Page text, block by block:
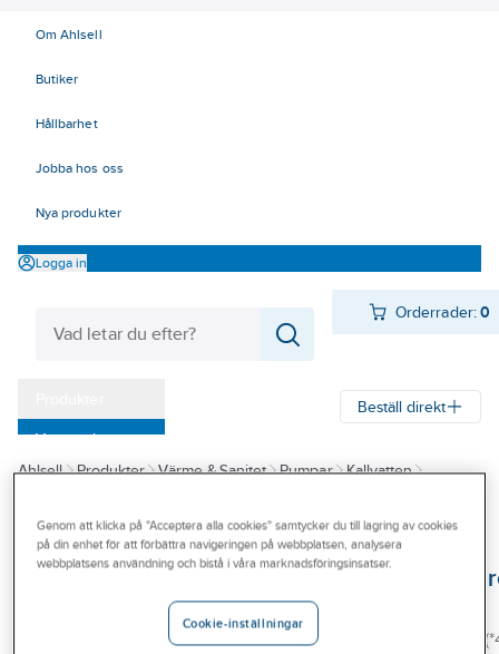
Om Ahlsell
Butiker
Hållbarhet
Jobba hos oss
Nya produkter
Logga in
Orderrader:0
Varumärken
Kampanjer
Outlet
Branscher
Beställ direkt
Ahlsell Produkter Värme & Sanitet Pumpar
Kallvatten
GRUNDFOS
2,3mm syrafast
2,3 MM ROSTFRI WIRE
Genom att klicka på "Acceptera alla cookies" samtycker du till lagring av cookies
på din enhet för att förbättra navigeringen på webbplatsen, analysera
webbplatsens användning och bistå i våra marknadsföringsinsatser.
Cookie-inställningar